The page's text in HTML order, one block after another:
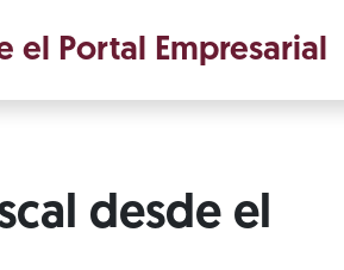
el Portal Empresarial
desde el